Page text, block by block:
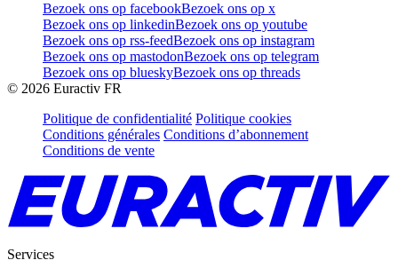
Bezoek ons op facebookBezoek ons op x
Bezoek ons op linkedinBezoek ons op youtube
Bezoek ons op rss-feedBezoek ons op instagram
Bezoek ons op mastodonBezoek ons op telegram
Bezoek ons op blueskyBezoek ons op threads
© 2026 Euractiv FR
Politique de confidentialité Politique cookies
Conditions générales Conditions d’abonnement
Conditions de vente
Services